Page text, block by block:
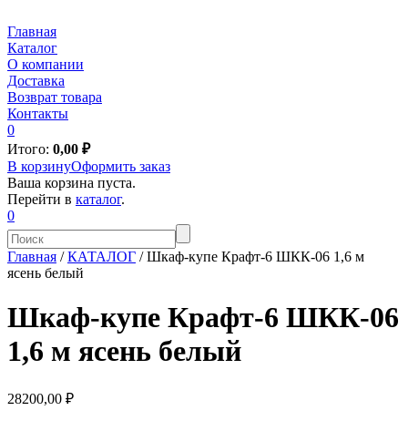
Главная
Каталог
О компании
Доставка
Возврат товара
Контакты
0
Итого: 0,00 ₽
В корзинуОформить заказ
Ваша корзина пуста.
Перейти в каталог.
0
Главная / КАТАЛОГ / Шкаф-купе Крафт-6 ШКК-06 1,6 м
ясень белый
Шкаф-купе Крафт-6 ШКК-06
1,6 м ясень белый
28200,00 ₽